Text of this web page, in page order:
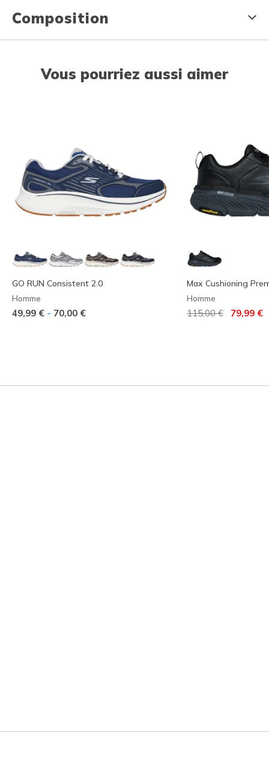
Composition
Vous pourriez aussi aimer
GO RUN Consistent 2.0
Homme
49,99 € - 70,00 €
Max Cushioning
Homme
Prix réduit de
115,00 €à 79,99 €